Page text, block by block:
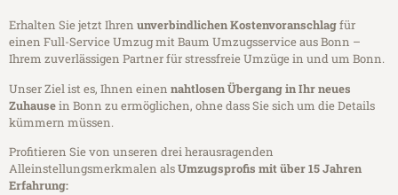
Erhalten Sie jetzt Ihren unverbindlichen Kostenvoranschlagfür
einen Full-Service Umzug mit Baum Umzugsservice aus Bonn –
Ihrem zuverlässigen Partner für stressfreie Umzüge in und um Bonn.
Unser Ziel ist es, Ihnen einen nahtlosen Übergang in Ihr neues
Zuhausein Bonn zu ermöglichen, ohne dass Sie sich um die Details
kümmern müssen.
Profitieren Sie von unseren drei herausragenden
Alleinstellungsmerkmalen alsUmzugsprofis mit über 15 Jahren
Erfahrung: